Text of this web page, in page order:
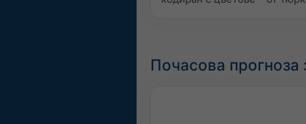
Почасова прогноза